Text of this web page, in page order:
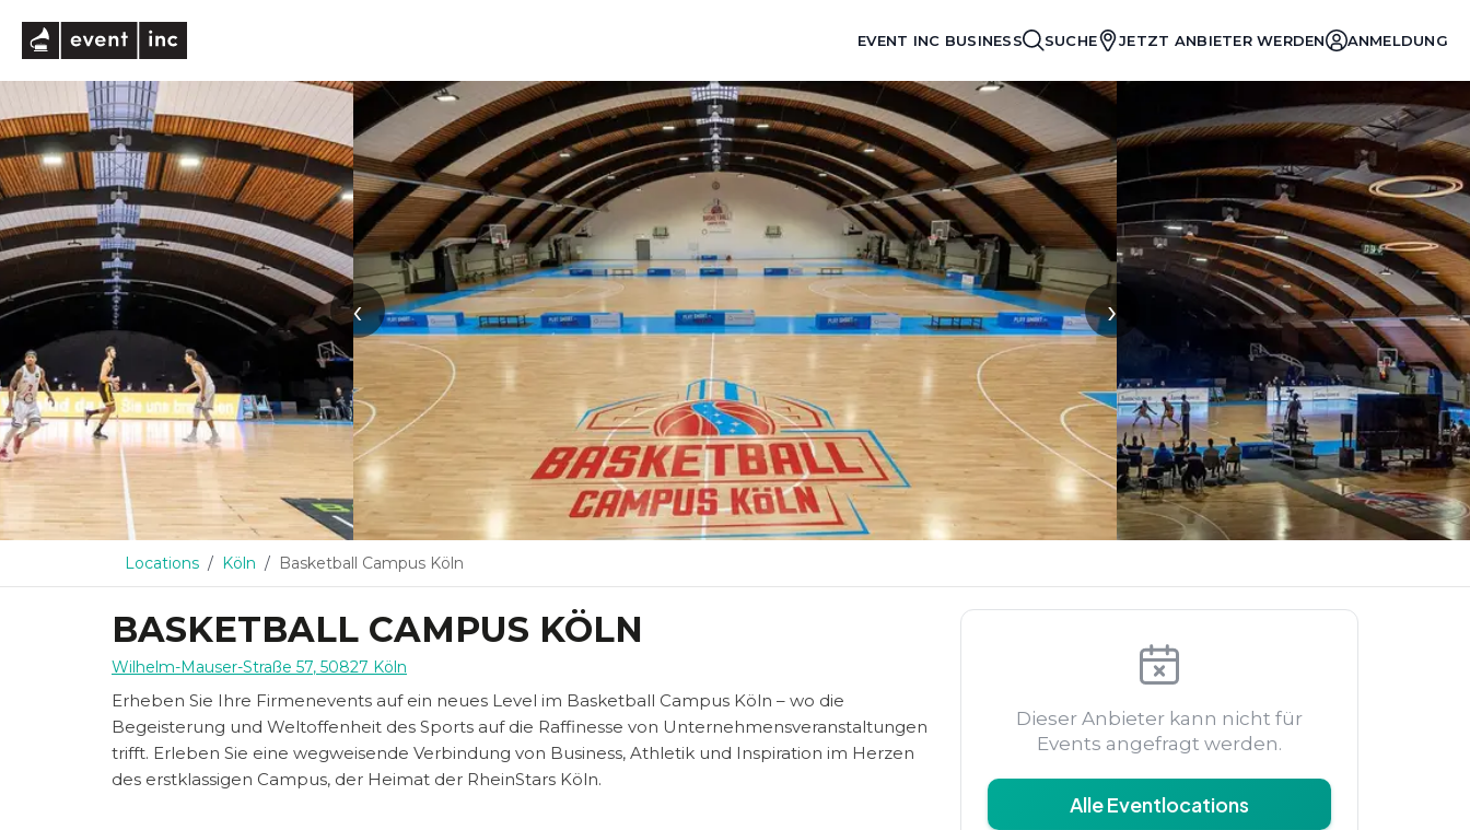
EVENT INC BUSINESS SUCHE JETZT ANBIETER WERDEN ANMELDUNG
‹ ›
Locations Köln Basketball Campus Köln
BASKETBALL CAMPUS KÖLN
Wilhelm-Mauser-Straße 57, 50827 Köln
Erheben Sie Ihre Firmenevents auf ein neues Level im Basketball Campus Köln – wo die
Begeisterung und Weltoffenheit des Sports auf die Raffinesse von Unternehmensveranstaltungen
trifft. Erleben Sie eine wegweisende Verbindung von Business, Athletik und Inspiration im Herzen
des erstklassigen Campus, der Heimat der RheinStars Köln.
Dieser Anbieter kann nicht für
Events angefragt werden.
Alle Eventlocations